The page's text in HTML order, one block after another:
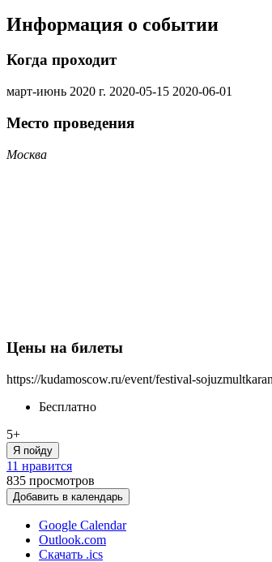
Информация о событии
Когда проходит
март-июнь 2020 г. 2020-05-15 2020-06-01
Место проведения
Москва
Цены на билеты
https://kudamoscow.ru/event/festival-
Бесплатно
5+
Я пойду
11 нравится
835 просмотров
Добавить в календарь
Google Calendar
Outlook.com
Скачать .ics